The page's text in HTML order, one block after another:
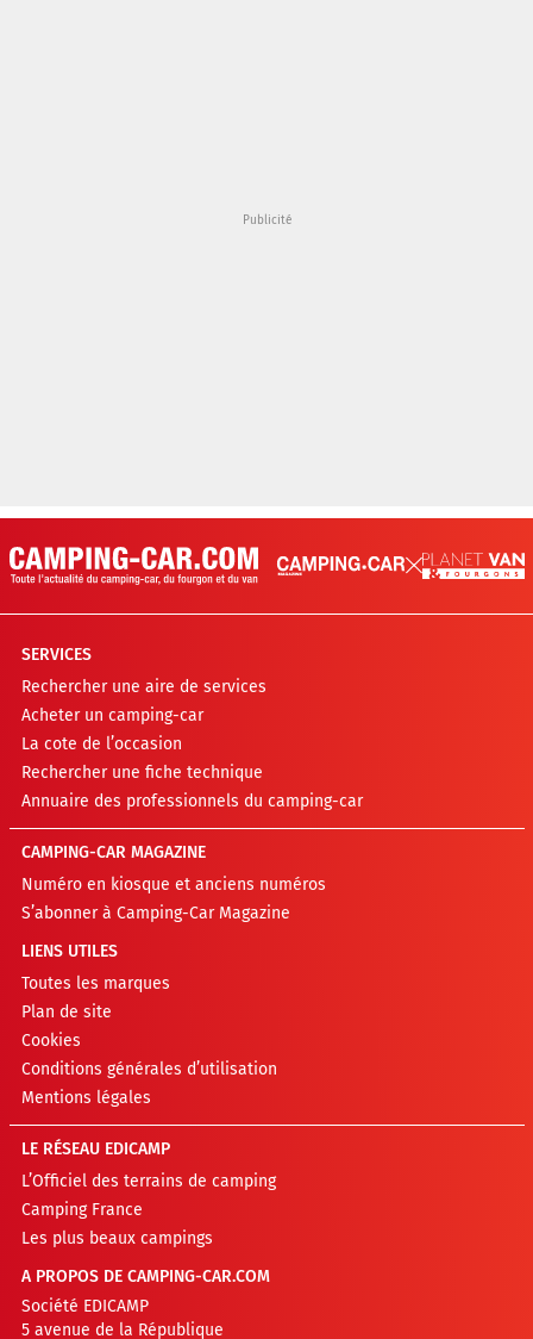
SERVICES
Rechercher une aire de services
Acheter un camping-car
La cote de l’occasion
Rechercher une fiche technique
Annuaire des professionnels du camping-car
CAMPING-CAR MAGAZINE
Numéro en kiosque et anciens numéros
S’abonner à Camping-Car Magazine
LIENS UTILES
Toutes les marques
Plan de site
Cookies
Conditions générales d’utilisation
Mentions légales
LE RÉSEAU EDICAMP
L’Officiel des terrains de camping
Camping France
Les plus beaux campings
A PROPOS DE CAMPING-CAR.COM
Société EDICAMP
5 avenue de la République